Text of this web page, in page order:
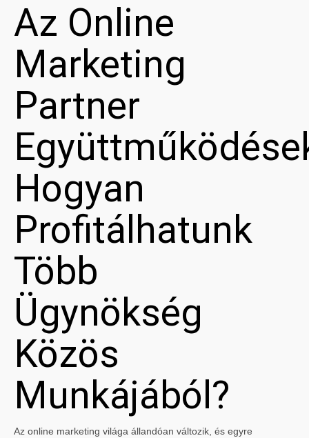
Az Online
Marketing
Partner
Hogyan
Profitálhatunk
Több
Ügynökség
Közös
Munkájából?
Az online marketing világa állandóan változik, és egyre